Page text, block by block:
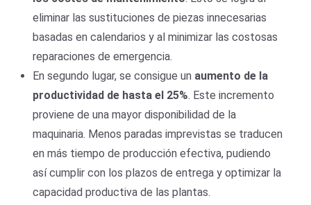
eliminar las sustituciones de piezas innecesarias
basadas en calendarios y al minimizar las costosas
reparaciones de emergencia.
En segundo lugar, se consigue un aumento de la
productividad de hasta el 25%. Este incremento
proviene de una mayor disponibilidad de la
maquinaria. Menos paradas imprevistas se traducen
en más tiempo de producción efectiva, pudiendo
así cumplir con los plazos de entrega y optimizar la
capacidad productiva de las plantas.